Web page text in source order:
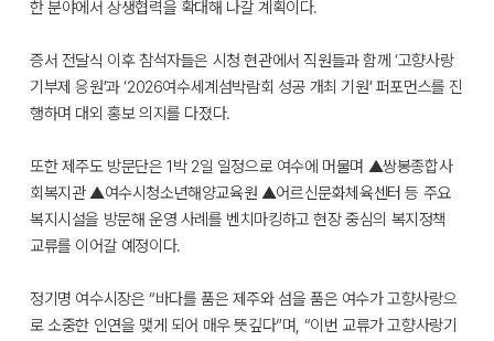
한 분야에서 상생협력을 확대해 나갈 계획이다.
증서 전달식 이후 참석자들은 시청 현관에서 직원들과 함께 ‘고향사랑
기부제 응원’과 ‘2026여수세계섬박람회 성공 개최 기원’ 퍼포먼스를 진
행하며 대외 홍보 의지를 다졌다.
또한 제주도 방문단은 1박 2일 일정으로 여수에 머물며 ▲쌍봉종합사
회복지관 ▲여수시청소년해양교육원 ▲어르신문화체육센터 등 주요
복지시설을 방문해 운영 사례를 벤치마킹하고 현장 중심의 복지정책
교류를 이어갈 예정이다.
정기명 여수시장은 “바다를 품은 제주와 섬을 품은 여수가 고향사랑으
로 소중한 인연을 맺게 되어 매우 뜻깊다”며, “이번 교류가 고향사랑기